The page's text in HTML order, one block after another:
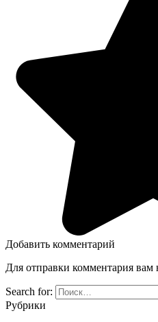
Добавить комментарий
Для отправки комментария вам
Search for:
Рубрики